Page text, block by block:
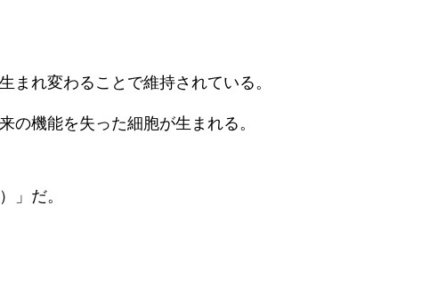
まれ変わることで維持されている。
の機能を失った細胞が生まれる。
」だ。